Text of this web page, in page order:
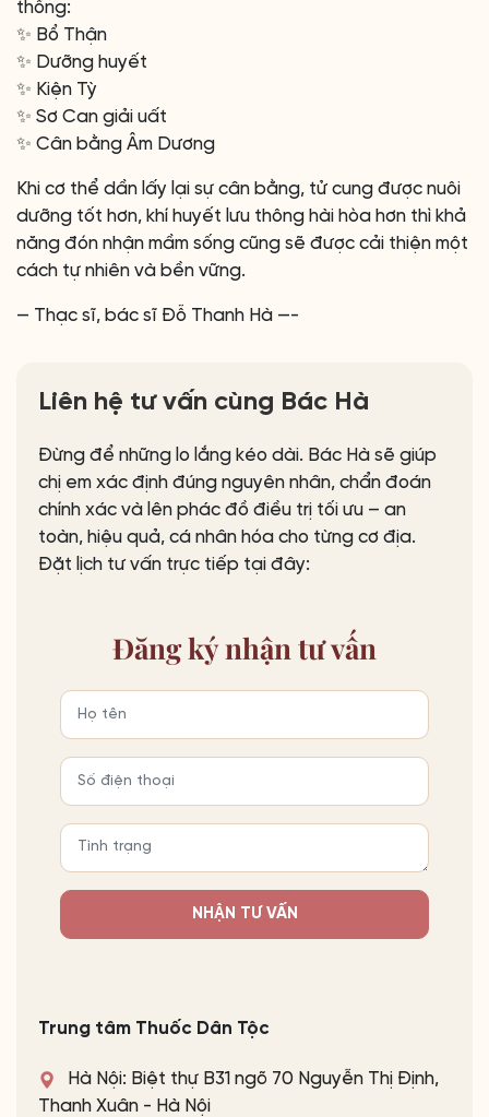
thống:
✨ Bổ Thận
✨ Dưỡng huyết
✨ Kiện Tỳ
✨ Sơ Can giải uất
✨ Cân bằng Âm Dương
Khi cơ thể dần lấy lại sự cân bằng, tử cung được nuôi
dưỡng tốt hơn, khí huyết lưu thông hài hòa hơn thì khả
năng đón nhận mầm sống cũng sẽ được cải thiện một
cách tự nhiên và bền vững.
— Thạc sĩ, bác sĩ Đỗ Thanh Hà —-
Liên hệ tư vấn cùng Bác Hà
Đừng để những lo lắng kéo dài. Bác Hà sẽ giúp
chị em xác định đúng nguyên nhân, chẩn đoán
chính xác và lên phác đồ điều trị tối ưu – an
toàn, hiệu quả, cá nhân hóa cho từng cơ địa.
Đặt lịch tư vấn trực tiếp tại đây:
Đăng kýnhận tư vấn
NHẬN TƯ VẤN
Trung tâm Thuốc Dân Tộc
Hà Nội: Biệt thự B31 ngõ 70 Nguyễn Thị Định,
Thanh Xuân - Hà Nội